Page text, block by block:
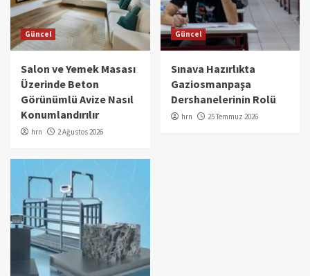
Güncel
Salon ve Yemek Masası
Üzerinde Beton
Görünümlü Avize Nasıl
Konumlandırılır
hrn 2 Ağustos 2026
Güncel
Sınava Hazırlıkta
Gaziosmanpaşa
Dershanelerinin Rolü
hrn 25 Temmuz 2026